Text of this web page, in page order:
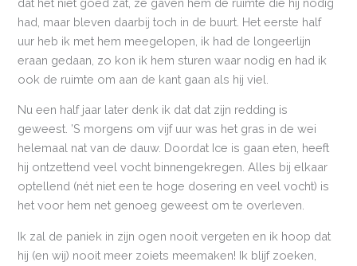
had, maar bleven daarbij toch in de buurt. Het eerste half
uur heb ik met hem meegelopen, ik had de longeerlijn
eraan gedaan, zo kon ik hem sturen waar nodig en had ik
ook de ruimte om aan de kant gaan als hij viel.
Nu een half jaar later denk ik dat dat zijn redding is
geweest. ’S morgens om vijf uur was het gras in de wei
helemaal nat van de dauw. Doordat Ice is gaan eten, heeft
hij ontzettend veel vocht binnengekregen. Alles bij elkaar
optellend (nét niet een te hoge dosering en veel vocht) is
het voor hem net genoeg geweest om te overleven.
Ik zal de paniek in zijn ogen nooit vergeten en ik hoop dat
hij (en wij) nooit meer zoiets meemaken! Ik blijf zoeken,